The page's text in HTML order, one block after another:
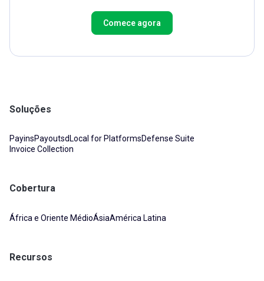
Comece agora
Soluções
PayinsPayoutsdLocal for PlatformsDefense Suite
Invoice Collection
Cobertura
África e Oriente MédioÁsiaAmérica Latina
Recursos